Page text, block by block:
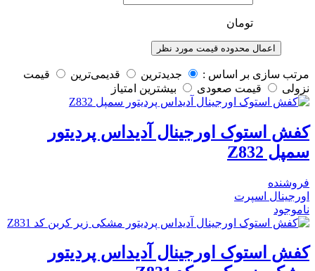
تومان
اعمال محدوده قیمت مورد نظر
مرتب سازی بر اساس : جدیدترین قدیمی‌ترین
قيمت
نزولی
قيمت صعودی بیشترین امتیاز
کفش استوک اورجینال آدیداس پردیتور
سمپل Z832
فروشنده
اورجینال اسپرت
ناموجود
کفش استوک اورجینال آدیداس پردیتور